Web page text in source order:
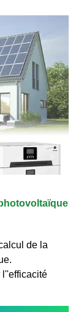
de la
l''efficacité